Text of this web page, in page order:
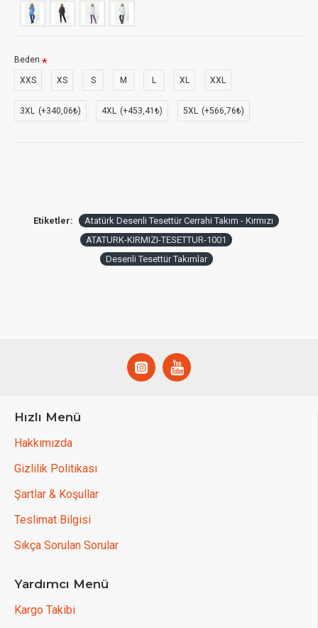
Beden
XXS XS S M L XL XXL
3XL (+340,06₺) 4XL (+453,41₺) 5XL (+566,76₺)
Etiketler:
Atatürk Desenli Tesettür Cerrahi Takım - Kırmızı
ATATURK-KIRMIZI-TESETTUR-1001
Desenli Tesettür Takımlar
Hızlı Menü
Hakkımızda
Gizlilik Politikası
Şartlar & Koşullar
Teslimat Bilgisi
Sıkça Sorulan Sorular
Yardımcı Menü
Kargo Takibi